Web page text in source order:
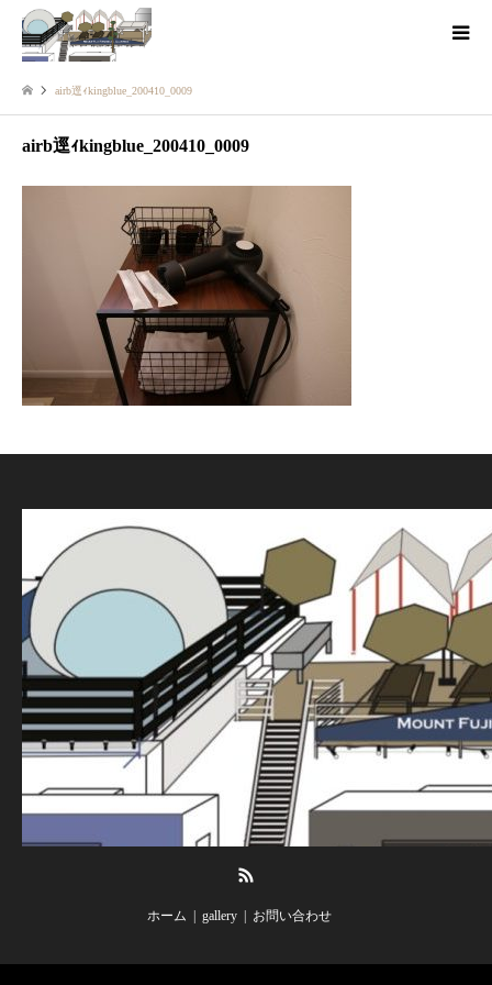
airb逕ｨkingblue_200410_0009
airb逕ｨkingblue_200410_0009
ホーム gallery お問い合わせ